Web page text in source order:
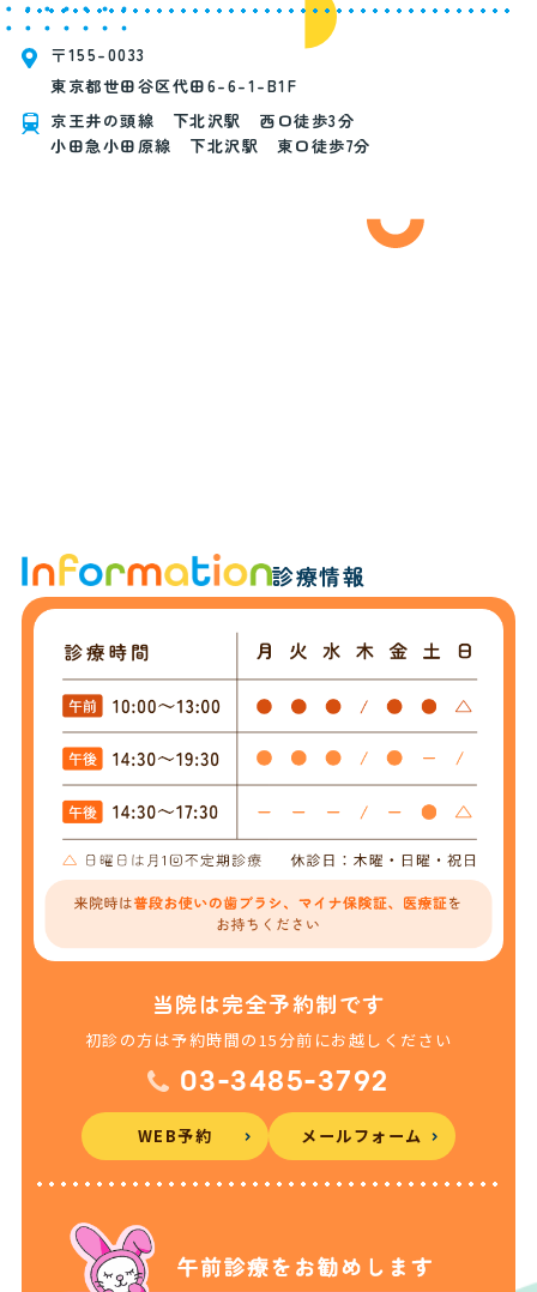
診療情報
当院は完全予約制です
初診の方は予約時間の15分前にお越しください
03-3485-3792
WEB予約 メールフォーム
〒155-0033
東京都世田谷区代田6-6-1-B1F
京王井の頭線 下北沢駅 西口徒歩3分
小田急小田原線 下北沢駅 東口徒歩7分